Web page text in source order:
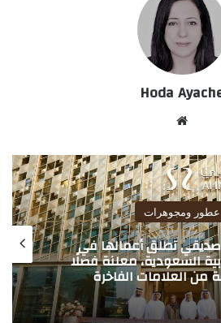
Hoda
الوي
ب
عطور ومجوهرات
تطلق أعمالها في
السعودية، معلنة فصلًا
من العلامات الفاخرة